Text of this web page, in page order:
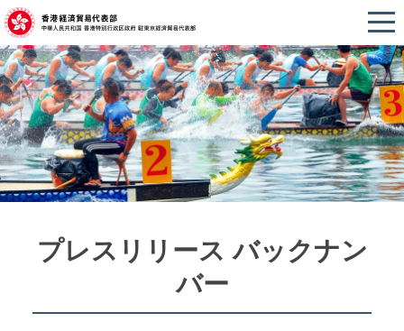
プレスリリース バックナン
バー